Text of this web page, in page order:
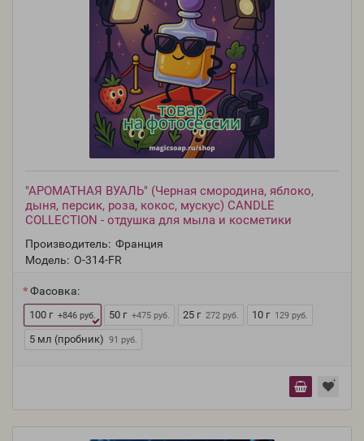
"АРОМАТНАЯ ВУАЛЬ" (Черная смородина, яблоко,
дыня, персик, роза, кокос, мускус) CANDLE
COLLECTION - отдушка для мыла и косметики
Производитель: Франция
Модель: O-314-FR
Фасовка:
100 г +846 руб. 50 г +475 руб. 25 г 272 руб. 10 г 129 руб.
5 мл (пробник) 91 руб.